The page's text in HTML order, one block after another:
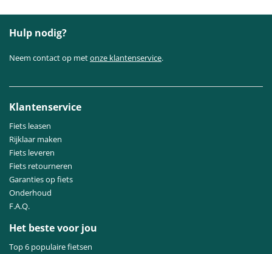
Hulp nodig?
Neem contact op metonze klantenservice.
Klantenservice
Fiets leasen
Rijklaar maken
Fiets leveren
Fiets retourneren
Garanties op fiets
Onderhoud
F.A.Q.
Het beste voor jou
Top 6 populaire fietsen